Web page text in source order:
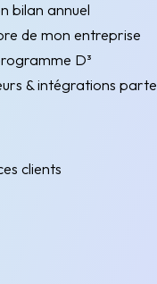
bilan annuel
de mon entreprise
D³
& intégrations
clients